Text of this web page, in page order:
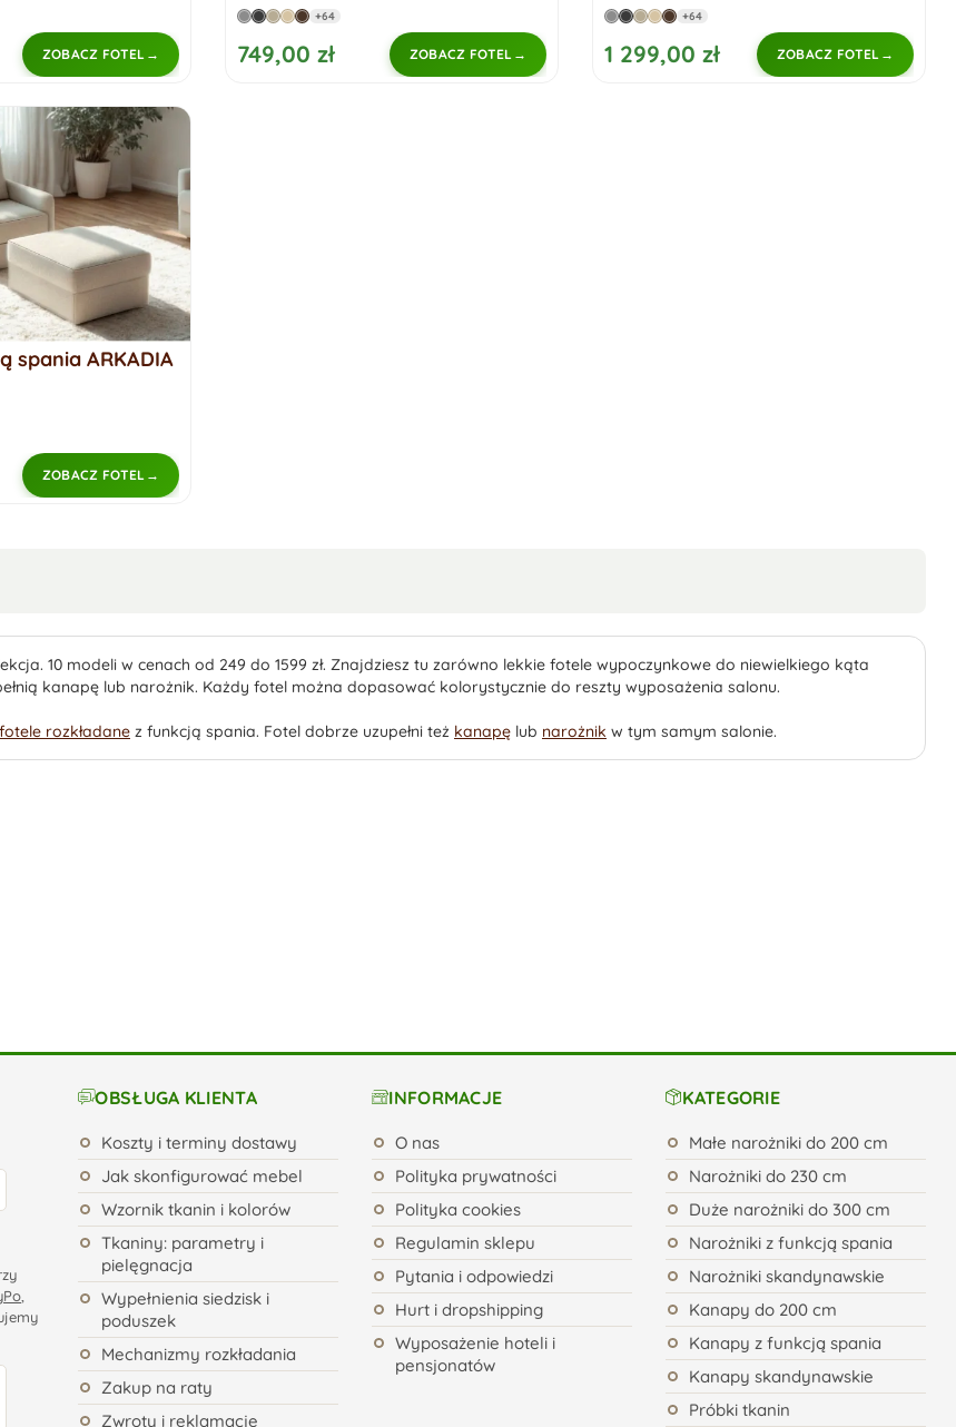
ZOBACZ FOTEL
+64
749,00 zł ZOBACZ FOTEL
+64
1 299,00 zł ZOBACZ FOTEL
spania ARKADIA
ZOBACZ FOTEL
10 modeli w cenach od 249 do 1599 zł. Znajdziesz tu zarówno lekkie fotele wypoczynkowe do niewielkiego kąta
kanapę lub narożnik. Każdy fotel można dopasować kolorystycznie do reszty wyposażenia salonu.
fotele rozkładane z funkcją spania. Fotel dobrze uzupełni też kanapę lub narożnik w tym samym salonie.
OBSŁUGA KLIENTA
Koszty i terminy dostawy
Jak skonfigurować mebel
Wzornik tkanin i kolorów
Tkaniny: parametry i
pielęgnacja
Wypełnienia siedzisk i
poduszek
Mechanizmy rozkładania
Zakup na raty
Zwroty i reklamacje
INFORMACJE
O nas
Polityka prywatności
Polityka cookies
Regulamin sklepu
Pytania i odpowiedzi
Hurt i dropshipping
Wyposażenie hoteli i
pensjonatów
KATEGORIE
Małe narożniki do 200 cm
Narożniki do 230 cm
Duże narożniki do 300 cm
Narożniki z funkcją spania
Narożniki skandynawskie
Kanapy do 200 cm
Kanapy z funkcją spania
Kanapy skandynawskie
Próbki tkanin